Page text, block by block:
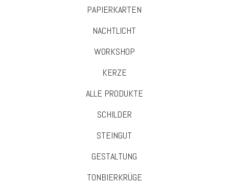
PAPIERKARTEN
NACHTLICHT
WORKSHOP
KERZE
ALLE PRODUKTE
SCHILDER
STEINGUT
GESTALTUNG
TONBIERKRÜGE